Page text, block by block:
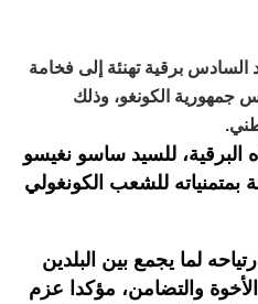
برقية تهنئة إلى فخامة
جمهورية الكونغو، وذلك
للسيد ساسو نغيسو
بمتمنياته للشعب الكونغولي
لما يجمع بين البلدين
والتضامن، مؤكدا عزم